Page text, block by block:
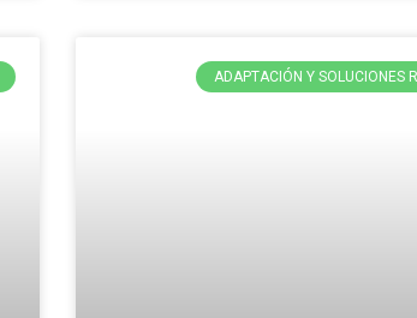
ADAPTACIÓN Y SOLUCIONES